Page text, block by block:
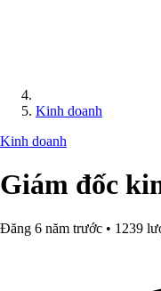
Kinh doanh
Kinh doanh
Giám đốc
Đăng 6 năm trước • 1239